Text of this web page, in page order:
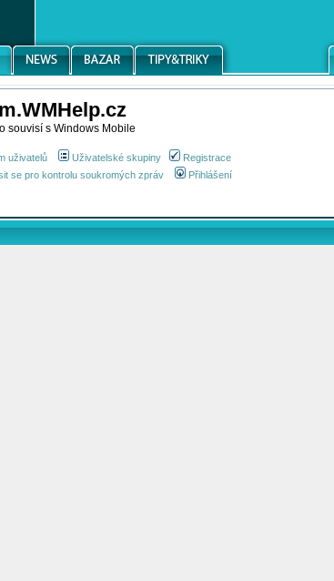
souvisí s Windows Mobile
uživatelů Uživatelské skupiny
Registrace
se pro kontrolu soukromých zpráv Přihlášení